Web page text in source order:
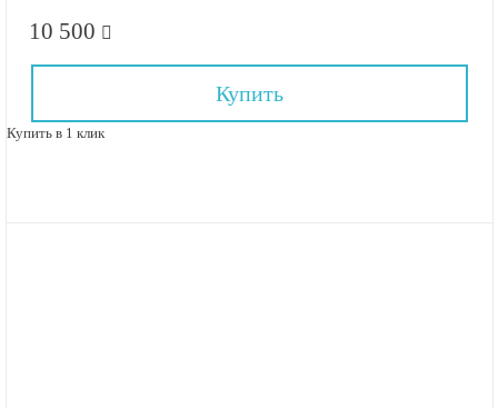
10 500
Купить
Купить в 1 клик